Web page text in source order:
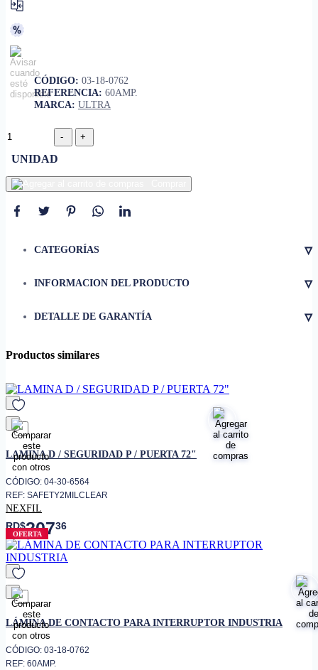
CÓDIGO: 03-18-0762
REFERENCIA: 60AMP.
MARCA: ULTRA
UNIDAD
CATEGORÍAS ▿
INFORMACION DEL PRODUCTO ▿
• Aplicación
• Función
• Contacto eléctrico entre
partes móviles del switch
• Material
• Tipo de sistema
• Montaje
Interno
distribución, control de energía
• Resistencia térmica
Alta resistencia al calentamiento
• Características adicionales
• Contacto de baja resistencia
eléctrica
DETALLE DE GARANTÍA ▿
Productos similares
favorito
LAMINA D / SEGURIDAD P / PUERTA 72"
CÓDIGO: 04-30-6564
REF: SAFETY2MILCLEAR
NEXFIL
RD$20736
OFERTA
favorito
LÁMINA DE CONTACTO PARA INTERRUPTOR INDUSTRIA
CÓDIGO: 03-18-0762
REF: 60AMP.